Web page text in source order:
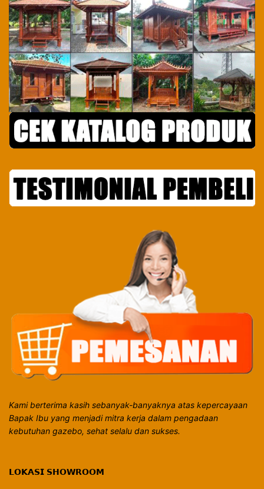
Kami berterima kasih sebanyak-banyaknya atas kepercayaan
Bapak Ibu yang menjadi mitra kerja dalam pengadaan
kebutuhan gazebo, sehat selalu dan sukses.
𝗟𝗢𝗞𝗔𝗦𝗜 𝗦𝗛𝗢𝗪𝗥𝗢𝗢𝗠